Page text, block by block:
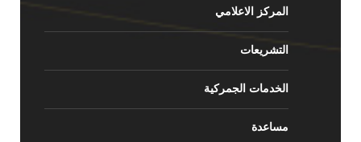
المركز الاعلامي
التشريعات
الخدمات الجمركية
مساعدة